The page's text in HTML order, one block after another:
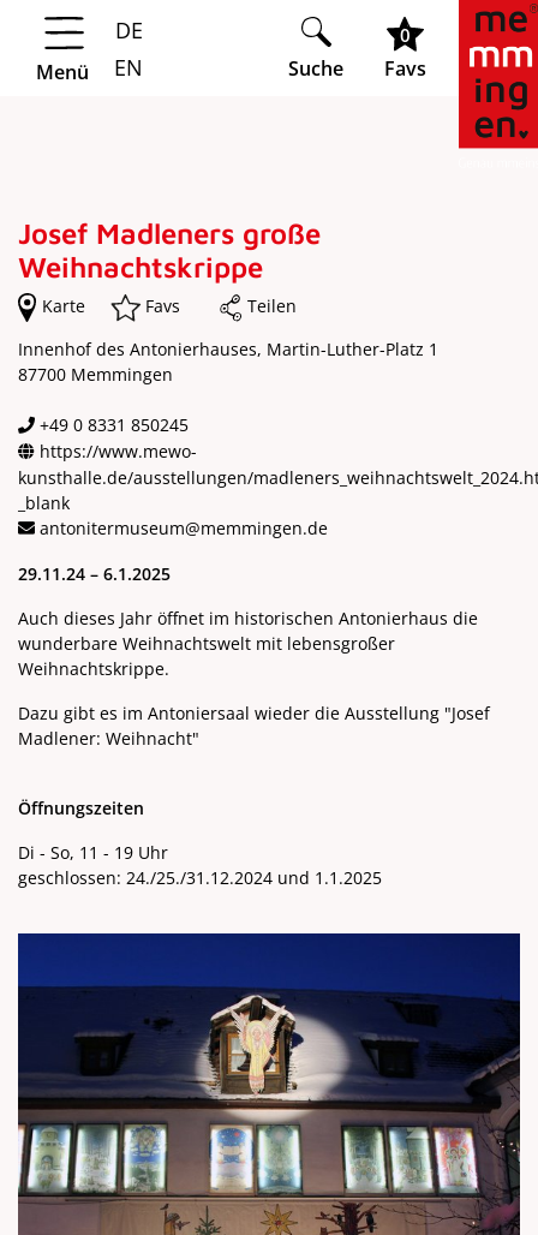
Springe zur Navigation
Springe zum Hauptinhalt
Menü
DE
EN
Suche
0
Favs
Josef Madleners große
Weihnachtskrippe
Karte Favs
Teilen
Innenhof des Antonierhauses, Martin-Luther-Platz 1
87700 Memmingen
+49 0 8331 850245
https://www.mewo-
kunsthalle.de/ausstellungen/
_blank
antonitermuseum@memmingen.de
29.11.24 – 6.1.2025
Auch dieses Jahr öffnet im historischen Antonierhaus die
wunderbare Weihnachtswelt mit lebensgroßer
Weihnachtskrippe.
Dazu gibt es im Antoniersaal wieder die Ausstellung "Josef
Madlener: Weihnacht"
Öffnungszeiten
Di - So, 11 - 19 Uhr
geschlossen: 24./25./31.12.2024 und 1.1.2025